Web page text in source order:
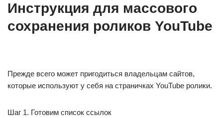
Инструкция для массового
сохранения роликов YouTube
Прежде всего может пригодиться владельцам сайтов,
которые используют у себя на страничках YouTube ролики.
Шаг 1. Готовим список ссылок